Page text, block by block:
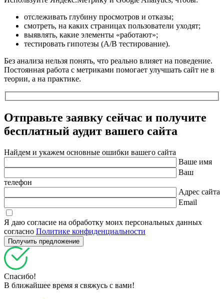
отслеживать глубину просмотров и отказы;
смотреть, на каких страницах пользователи уходят;
выявлять, какие элементы «работают»;
тестировать гипотезы (A/B тестирование).
Без анализа нельзя понять, что реально влияет на поведение.
Постоянная работа с метриками помогает улучшать сайт не в
теории, а на практике.
Отправьте заявку сейчас и получите
бесплатный аудит вашего сайта
Найдем и укажем основные ошибки вашего сайта
Ваше имя
Ваш
телефон
Адрес сайта
Email
Я даю согласие на обработку моих персональных данных
согласно Политике конфиденциальности
Спасибо!
В ближайшее время я свяжусь с вами!